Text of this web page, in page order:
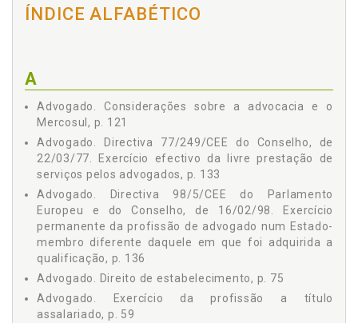
ÍNDICE ALFABÉTICO
A
Advogado. Considerações sobre a advocacia e o
Mercosul, p. 121
Advogado. Directiva 77/249/CEE do Conselho, de
22/03/77. Exercício efectivo da livre prestação de
serviços pelos advogados, p. 133
Advogado. Directiva 98/5/CEE do Parlamento
Europeu e do Conselho, de 16/02/98. Exercício
permanente da profissão de advogado num Estado-
membro diferente daquele em que foi adquirida a
qualificação, p. 136
Advogado. Direito de estabelecimento, p. 75
Advogado. Exercício da profissão a título
assalariado, p. 59